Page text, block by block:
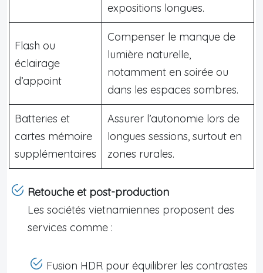
expositions longues.
Flash ou
éclairage
d’appoint
Compenser le manque de
lumière naturelle,
notamment en soirée ou
dans les espaces sombres.
Batteries et
cartes mémoire
supplémentaires
Assurer l’autonomie lors de
longues sessions, surtout en
zones rurales.
Retouche et post-production
Les sociétés vietnamiennes proposent des
services comme :
Fusion HDR pour équilibrer les contrastes